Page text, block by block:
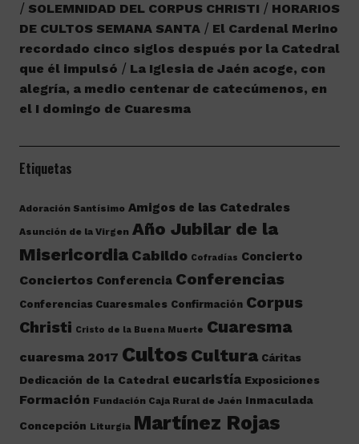
SOLEMNIDAD DEL CORPUS CHRISTI
HORARIOS
DE CULTOS SEMANA SANTA
El Cardenal Merino
recordado cinco siglos después por la Catedral
que él impulsó
La Iglesia de Jaén acoge, con
alegría, a medio centenar de catecúmenos, en
el I domingo de Cuaresma
Etiquetas
Adoración Santísimo Amigos de las Catedrales
Asunción de la Virgen Año Jubilar de la
Misericordia Cabildo Cofradías Concierto
Conciertos Conferencia Conferencias
Conferencias Cuaresmales Confirmación Corpus
Christi Cristo de la Buena Muerte Cuaresma
cuaresma 2017 Cultos Cultura Cáritas
Dedicación de la Catedral eucaristía Exposiciones
Formación Fundación Caja Rural de Jaén Inmaculada
Concepción Liturgia Martínez Rojas